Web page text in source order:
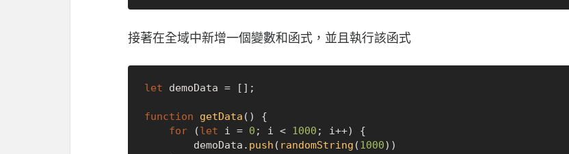
接著在全域中新增一個變數和函式，並且執行該函式
let demoData = [];
function getData ( ) {
for (let i = 0 ; i < 1000 ; i++) {
        demoData.
push ( randomString (1000))